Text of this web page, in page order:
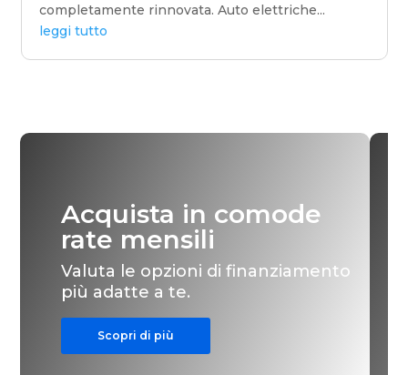
completamente rinnovata. Auto elettriche...
leggi tutto
Acquista in comode
rate mensili
Valuta le opzioni di finanziamento
più adatte a te.
Scopri di più